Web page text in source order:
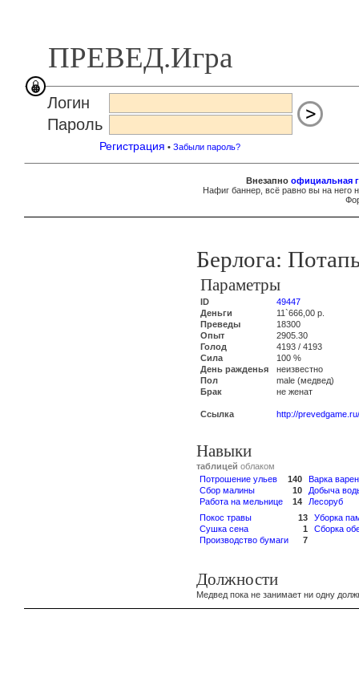
ПРЕВЕД.Игра
Логин
Пароль
Регистрация • Забыли пароль?
Внезапно официальная
Нафиг баннер, всё равно вы на
Берлога:
Параметры
ID
49447
Деньги
11`666,00 р.
Преведы
18300
Опыт
2905.30
Голод
4193 / 4193
Сила
100 %
День ражденья
неизвестно
Пол
male (медвед)
Брак
не женат
Ссылка http://
Навыки
таблицей облаком
Потрошение ульев
140
Сбор малины
10
Работа на мельнице
14
Варка
Добыча
Лесоруб
Покос травы
13
Сушка сена
1
Производство бумаги
7
Уборка
Сборка
Должности
Медвед пока не занимает ни одну